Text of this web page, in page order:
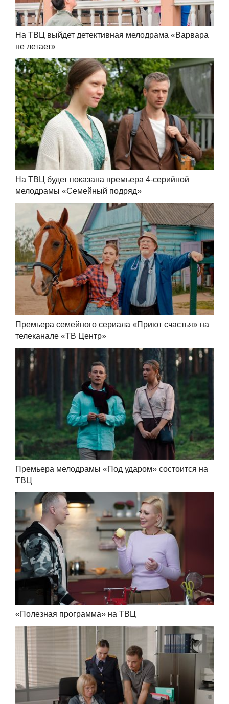
На ТВЦ выйдет детективная мелодрама «Варвара
не летает»
На ТВЦ будет показана премьера 4-серийной
мелодрамы «Семейный подряд»
Премьера семейного сериала «Приют счастья» на
телеканале «ТВ Центр»
Премьера мелодрамы «Под ударом» состоится на
ТВЦ
«Полезная программа» на ТВЦ